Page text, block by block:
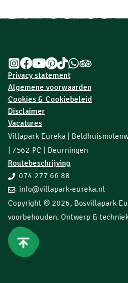
Privacy statement
Algemene voorwaarden
Cookies & Cookiebeleid
Disclaimer
Vacatures
Villapark Eureka |
| 7562 PC | Deurningen
Routebeschrijving
074 277 66 88
info@villapark-eureka.nl
Copyright © 2026, Bosvillapark
voorbehouden. Ontwerp &